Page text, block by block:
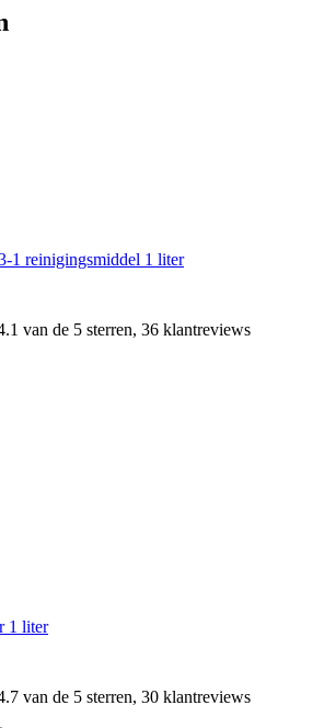
1 reinigingsmiddel 1 liter
van de 5 sterren, 36 klantreviews
1 liter
van de 5 sterren, 30 klantreviews